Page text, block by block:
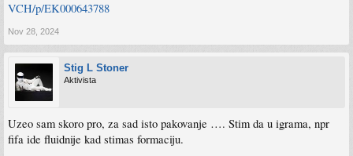
VCH/p/EK000643788
Nov 28, 2024
Stig L Stoner
Aktivista
Uzeo sam skoro pro, za sad isto pakovanje …. Stim da u igrama, npr
fifa ide fluidnije kad stimas formaciju.